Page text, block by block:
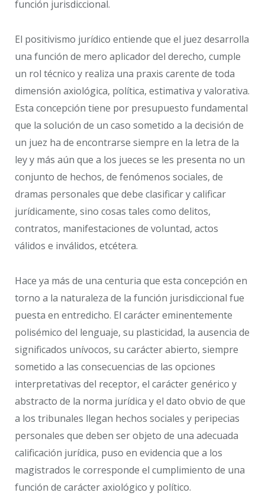
función jurisdiccional.
El positivismo jurídico entiende que el juez desarrolla
una función de mero aplicador del derecho, cumple
un rol técnico y realiza una praxis carente de toda
dimensión axiológica, política, estimativa y valorativa.
Esta concepción tiene por presupuesto fundamental
que la solución de un caso sometido a la decisión de
un juez ha de encontrarse siempre en la letra de la
ley y más aún que a los jueces se les presenta no un
conjunto de hechos, de fenómenos sociales, de
dramas personales que debe clasificar y calificar
jurídicamente, sino cosas tales como delitos,
contratos, manifestaciones de voluntad, actos
válidos e inválidos, etcétera.
Hace ya más de una centuria que esta concepción en
torno a la naturaleza de la función jurisdiccional fue
puesta en entredicho. El carácter eminentemente
polisémico del lenguaje, su plasticidad, la ausencia de
significados unívocos, su carácter abierto, siempre
sometido a las consecuencias de las opciones
interpretativas del receptor, el carácter genérico y
abstracto de la norma jurídica y el dato obvio de que
a los tribunales llegan hechos sociales y peripecias
personales que deben ser objeto de una adecuada
calificación jurídica, puso en evidencia que a los
magistrados le corresponde el cumplimiento de una
función de carácter axiológico y político.